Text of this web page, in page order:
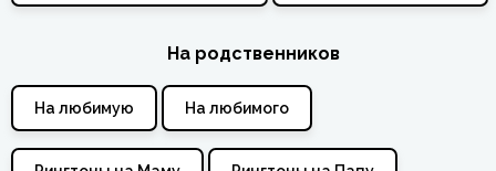
На родственников
На любимую На любимого